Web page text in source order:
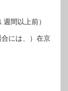
間以上前）
合には、）在京